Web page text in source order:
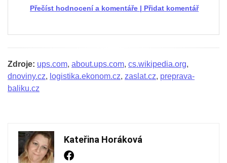
Přidat komentář
|
Přečíst hodnocení a komentáře
Zdroje: ups.com, about.ups.com, cs.wikipedia.org,
dnoviny.cz, logistika.ekonom.cz, zaslat.cz, preprava-
baliku.cz
Kateřina Horáková